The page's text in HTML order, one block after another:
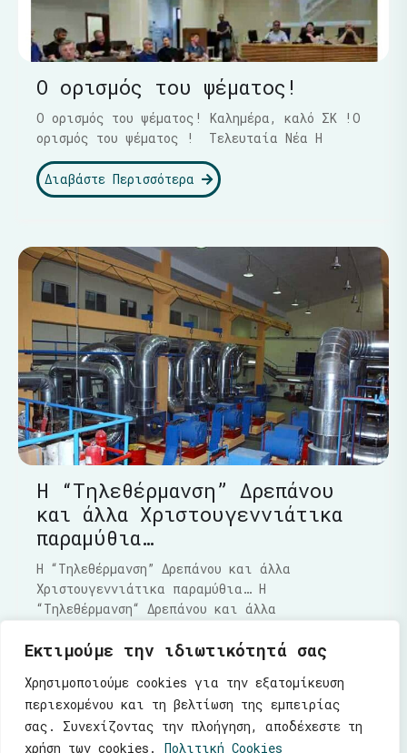
Εκτιμούμε την ιδιωτικότητά σας
Χρησιμοποιούμε cookies για την εξατομίκευση
περιεχομένου και τη βελτίωση της εμπειρίας
σας. Συνεχίζοντας την πλοήγηση, αποδέχεστε τη
χρήση των cookies.
Πολιτική Cookies
Ο ορισμός του ψέματος!
Ο ορισμός του ψέματος! Καλημέρα, καλό ΣΚ !Ο
ορισμός του ψέματος ! Τελευταία Νέα Η
Διαβάστε Περισσότερα
Η “Τηλεθέρμανση” Δρεπάνου
και άλλα Χριστουγεννιάτικα
παραμύθια…
Η “Τηλεθέρμανση” Δρεπάνου και άλλα
Χριστουγεννιάτικα παραμύθια… Η
“Τηλεθέρμανση“ Δρεπάνου και άλλα